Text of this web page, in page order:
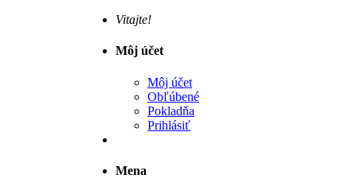
Vitajte!
Môj účet
Môj účet
Obľúbené
Pokladňa
Prihlásiť
Mena